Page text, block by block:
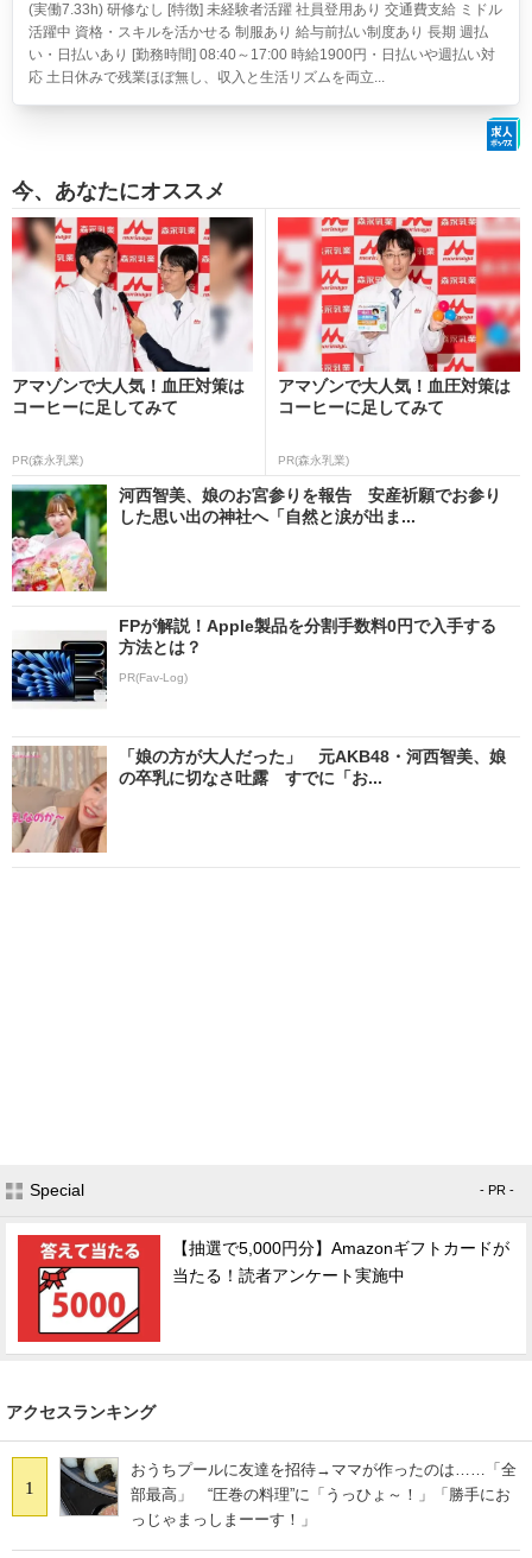
(実働7.33h) 研修なし [特徴] 未経験者活躍 社員登用あり 交通費支給 ミドル
活躍中 資格・スキルを活かせる 制服あり 給与前払い制度あり 長期 週払
い・日払いあり [勤務時間] 08:40～17:00 時給1900円・日払いや週払い対
応 土日休みで残業ほぼ無し、収入と生活リズムを両立...
今、あなたにオススメ
アマゾンで大人気！血圧対策は
コーヒーに足してみて
PR(森永乳業)
アマゾンで大人気！血圧対策は
コーヒーに足してみて
PR(森永乳業)
河西智美、娘のお宮参りを報告 安産祈願でお参り
した思い出の神社へ「自然と涙が出ま...
FPが解説！Apple製品を分割手数料0円で入手する
方法とは？
PR(Fav-Log)
「娘の方が大人だった」 元AKB48・河西智美、娘
の卒乳に切なさ吐露 すでに「お...
Special - PR -
【抽選で5,000円分】Amazonギフトカードが
当たる！読者アンケート実施中
アクセスランキング
1
おうちプールに友達を招待→ママが作ったのは……「全
部最高」 “圧巻の料理”に「うっひょ～！」「勝手にお
っじゃまっしまーーす！」